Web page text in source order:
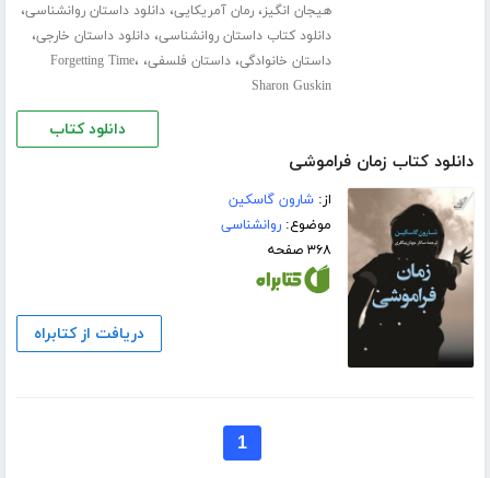
هیجان انگیز،رمان آمریکایی،دانلود داستان روانشناسی،
دانلود کتاب داستان روانشناسی،دانلود داستان خارجی،
داستان خانوادگی،داستان فلسفی، Forgetting Time،
Sharon Guskin
دانلود کتاب
دانلود کتاب زمان فراموشی
از:شارون گاسکین
موضوع:روانشناسی
۳۶۸ صفحه
دریافت از کتابراه
1